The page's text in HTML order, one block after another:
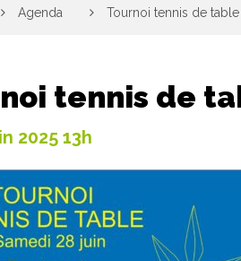
Agenda Tournoi tennis de table
tennis de
2025 13h